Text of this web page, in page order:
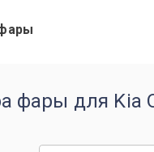
фары для Kia